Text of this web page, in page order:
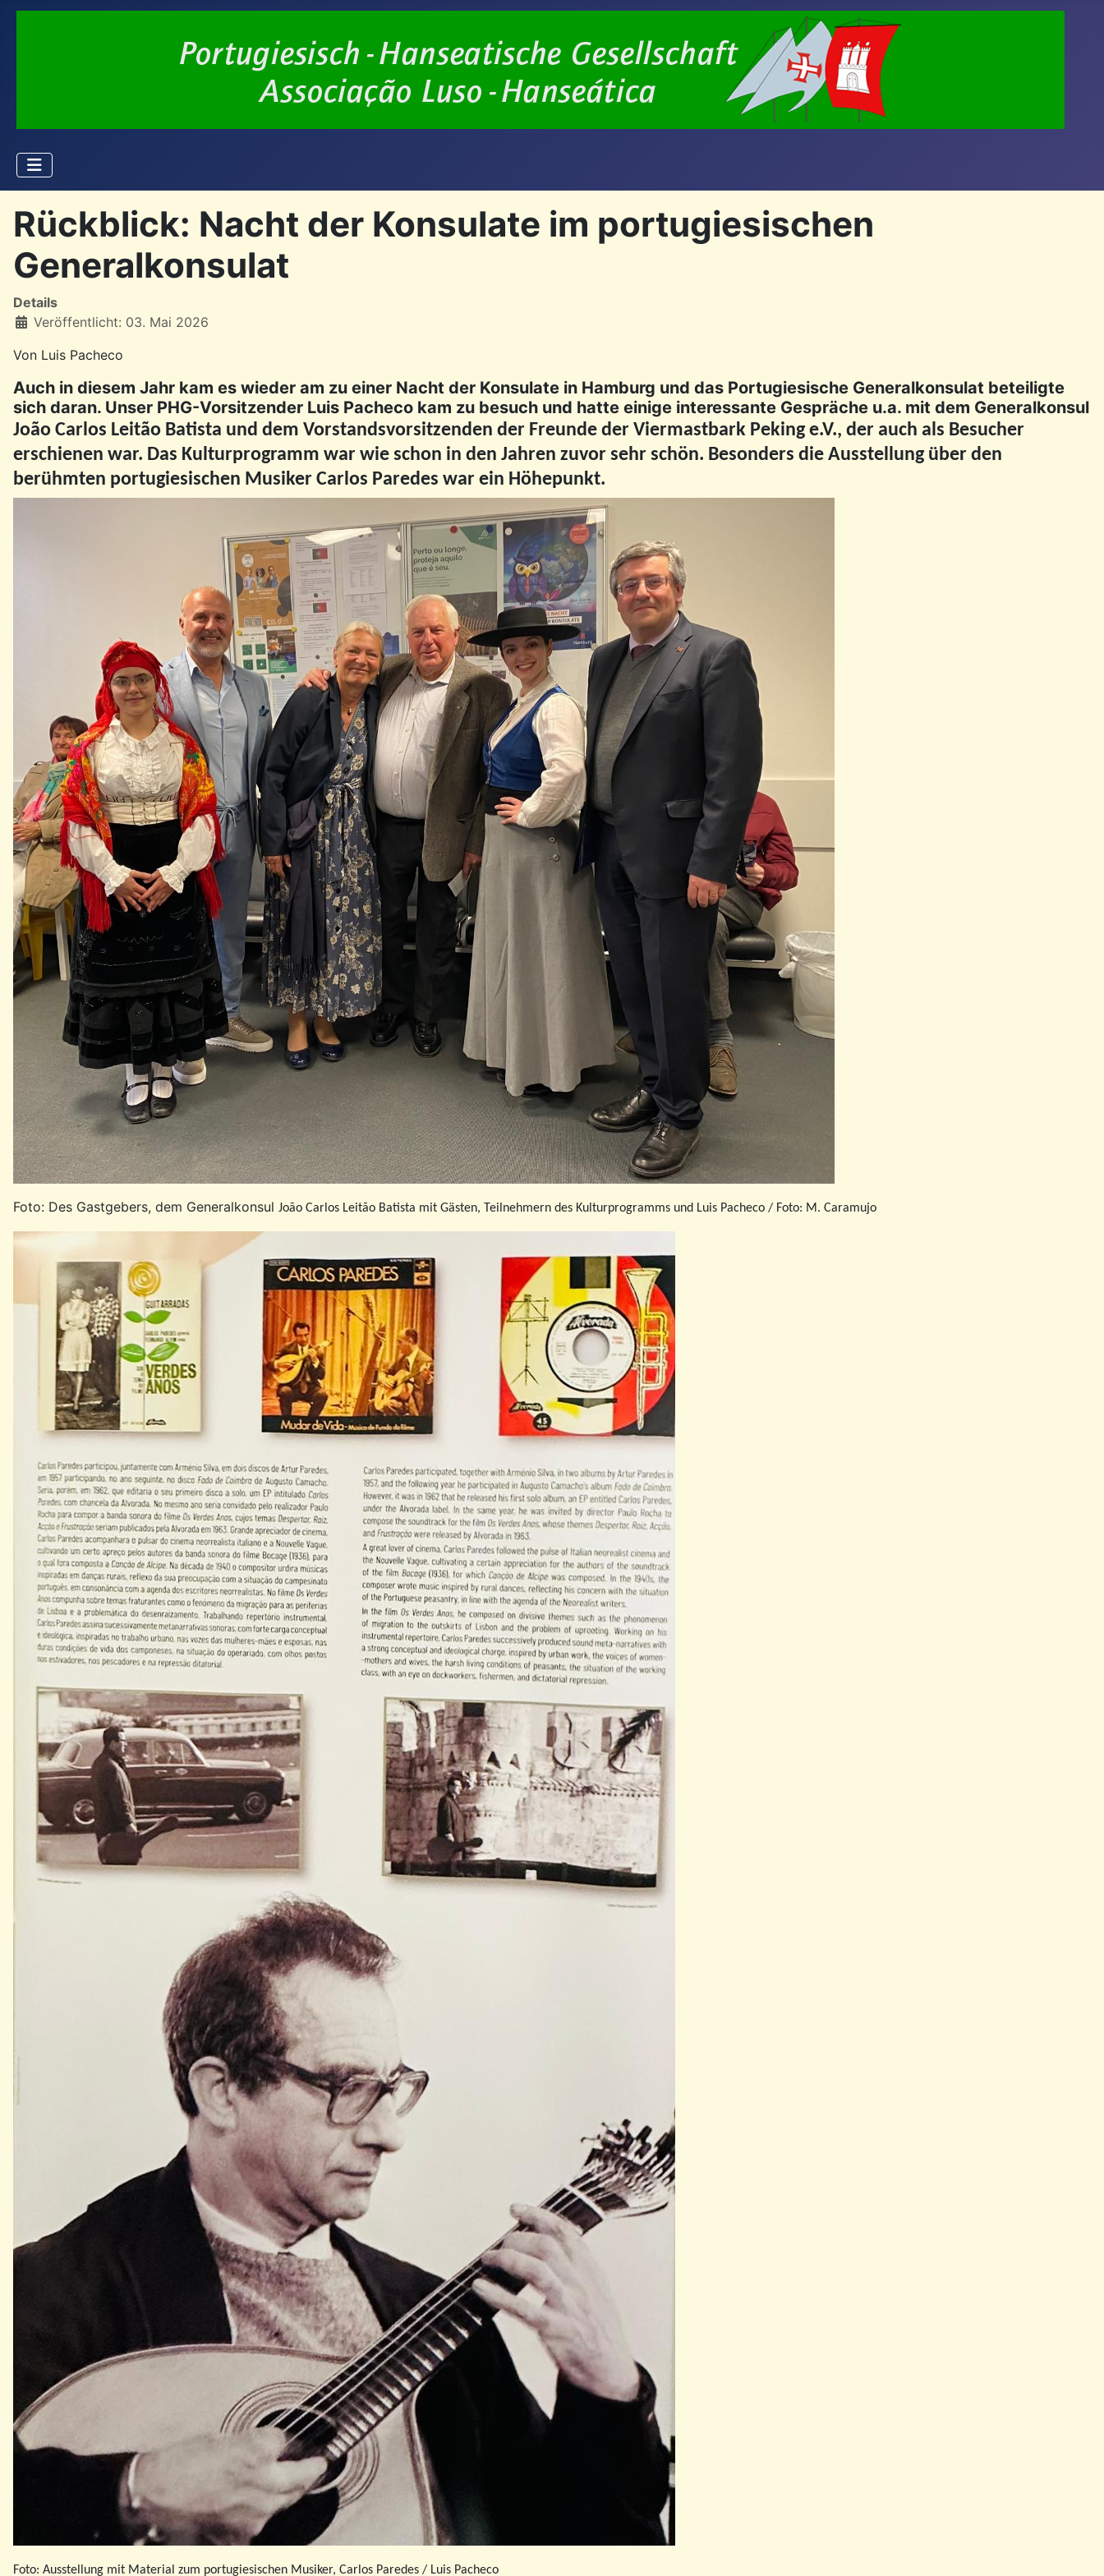
Rückblick: Nacht der Konsulate im portugiesischen
Generalkonsulat
Details
Veröffentlicht: 03. Mai 2026
Von Luis Pacheco
Auch in diesem Jahr kam es wieder am zu einer Nacht der Konsulate in Hamburg und das Portugiesische Generalkonsulat beteiligte
sich daran. Unser PHG-Vorsitzender Luis Pacheco kam zu besuch und hatte einige interessante Gespräche u.a. mit dem Generalkonsul
João Carlos Leitão Batista und dem Vorstandsvorsitzenden der Freunde der Viermastbark Peking e.V., der auch als Besucher
erschienen war. Das Kulturprogramm war wie schon in den Jahren zuvor sehr schön. Besonders die Ausstellung über den
berühmten portugiesischen Musiker Carlos Paredes war ein Höhepunkt.
Foto: Des Gastgebers, dem Generalkonsul João Carlos Leitão Batista mit Gästen, Teilnehmern des Kulturprogramms und Luis Pacheco / Foto: M. Caramujo
Foto: Ausstellung mit Material zum portugiesischen Musiker, Carlos Paredes / Luis Pacheco